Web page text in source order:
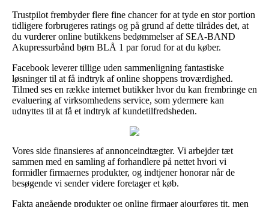
Trustpilot frembyder flere fine chancer for at tyde en stor portion
tidligere forbrugeres ratings og på grund af dette tilrådes det, at
du vurderer online butikkens bedømmelser af SEA-BAND
Akupressurbånd børn BLÅ 1 par forud for at du køber.
Facebook leverer tillige uden sammenligning fantastiske
løsninger til at få indtryk af online shoppens troværdighed.
Tilmed ses en række internet butikker hvor du kan frembringe en
evaluering af virksomhedens service, som ydermere kan
udnyttes til at få et indtryk af kundetilfredsheden.
Vores side finansieres af annonceindtægter. Vi arbejder tæt
sammen med en samling af forhandlere på nettet hvori vi
formidler firmaernes produkter, og indtjener honorar når de
besøgende vi sender videre foretager et køb.
Fakta angående produkter og online firmaer ajourføres tit, men